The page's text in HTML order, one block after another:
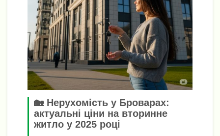
🏡 Нерухомість у Броварах:
актуальні ціни на вторинне
житло у 2025 році